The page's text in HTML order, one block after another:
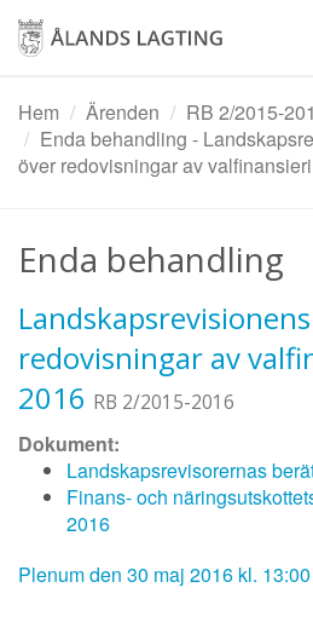
Hoppa
huvudinnehåll
Hem
Ärenden
RB 2/2015-
Enda behandling -
över redovisningar av
Enda behandling
redovisningar av
2016 RB 2/2015-2016
Dokument:
Landskapsrevisorernas
Finans- och
2016
Plenum den 30 maj 2016 kl. 13:00